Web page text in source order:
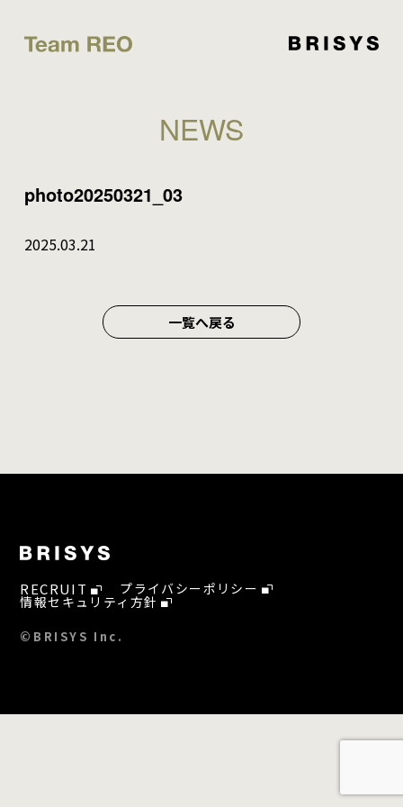
NEWS
photo20250321_03
2025.03.21
一覧へ戻る
RECRUIT プライバシーポリシー
情報セキュリティ方針
©BRISYS Inc.